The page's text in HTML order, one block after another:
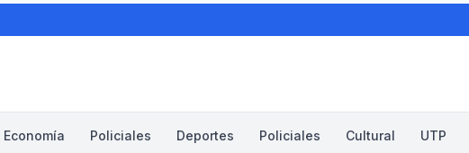
Economía Policiales Deportes Policiales Cultural UTP